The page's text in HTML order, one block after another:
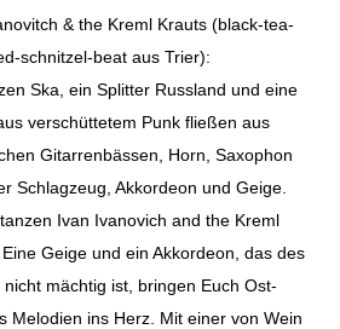
& the Kreml Krauts (black-tea-
schnitzel-beat aus Trier):
Ska, ein Splitter Russland und eine
verschüttetem Punk fließen aus
Gitarrenbässen, Horn, Saxophon
Schlagzeug, Akkordeon und Geige.
Ivan Ivanovich and the Kreml
Geige und ein Akkordeon, das des
nicht mächtig ist, bringen Euch Ost-
Melodien ins Herz. Mit einer von Wein